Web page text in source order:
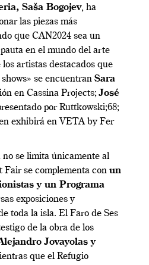
Saša Bogojev, ha
las piezas más
que CAN2024 sea un
en el mundo del arte
artistas destacados que
se encuentran Sara
en Cassina Projects;José
por Ruttkowski;68;
exhibirá en VETA by Fer
se limita únicamente al
se complementa con un
y un Programa
exposiciones y
toda la isla. El Faro de Ses
de la obra de los
Jovayolas y
que el Refugio